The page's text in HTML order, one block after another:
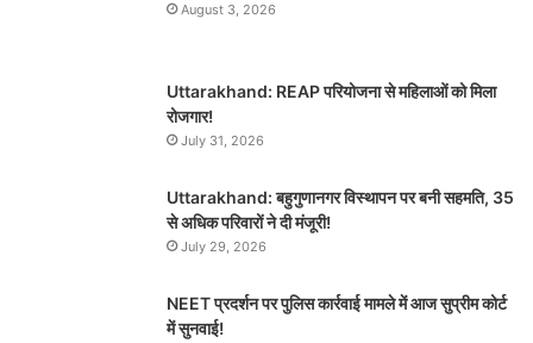
August 3, 2026
Uttarakhand: REAP परियोजना से महिलाओं को मिला
रोजगार!
July 31, 2026
Uttarakhand: बहुगुणानगर विस्थापन पर बनी सहमति, 35
से अधिक परिवारों ने दी मंजूरी!
July 29, 2026
NEET प्रदर्शन पर पुलिस कार्रवाई मामले में आज सुप्रीम कोर्ट
में सुनवाई!